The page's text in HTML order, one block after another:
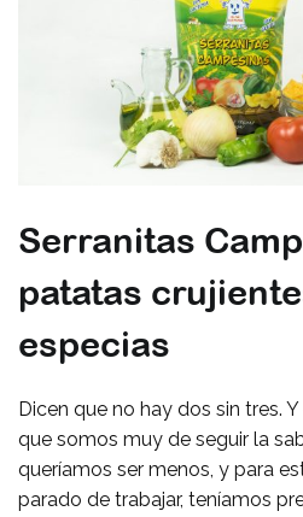
Serranitas
patatas
especias
Dicen que no hay dos sin tres.
que somos muy de seguir la
queríamos ser menos, y para
parado de trabajar, teníamos